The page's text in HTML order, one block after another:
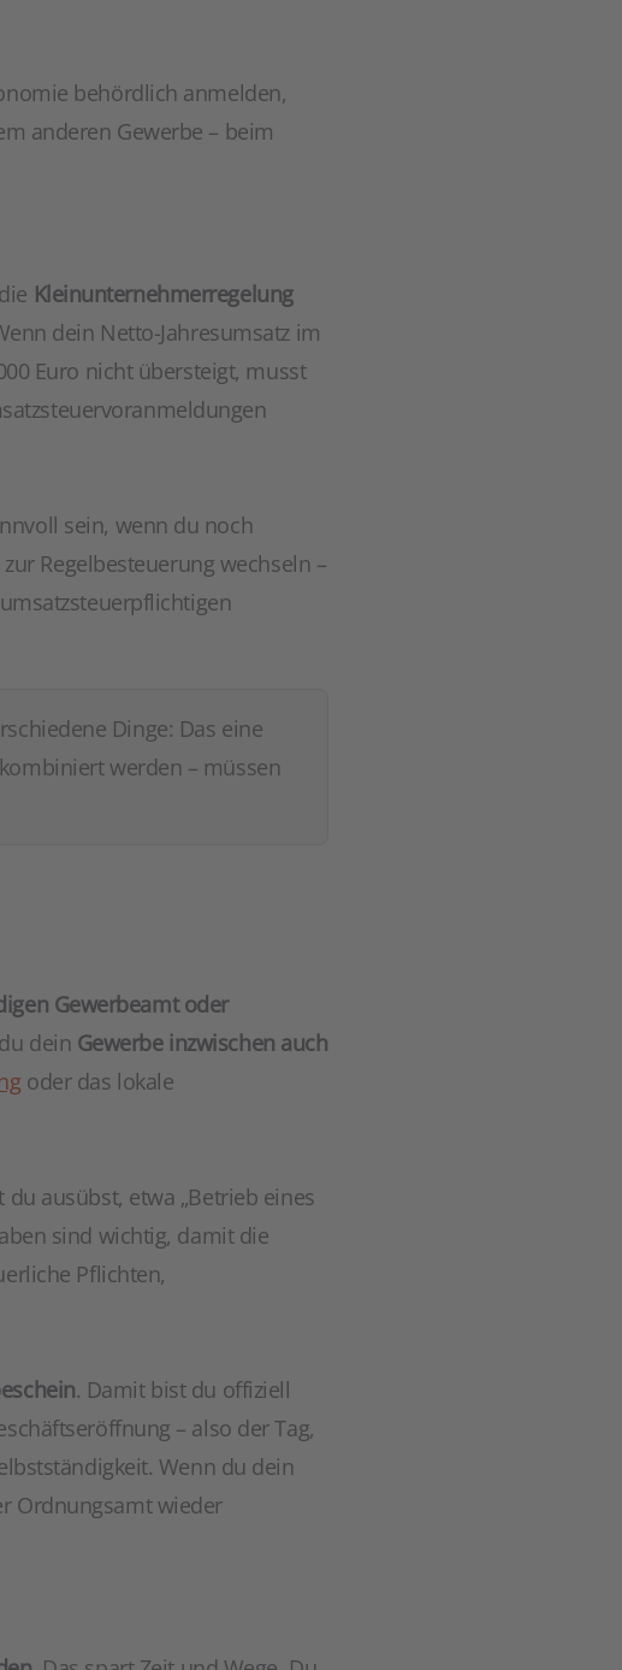
behördlich anmelden,
anderen Gewerbe – beim
Kleinunternehmerregelung
dein Netto-Jahresumsatz im
Euro nicht übersteigt, musst
sein, wenn du noch
Regelbesteuerung wechseln –
Dinge: Das eine
werden – müssen
Gewerbeamt oder
dein Gewerbe inzwischen auch
oder das lokale
ausübst, etwa „Betrieb eines
sind wichtig, damit die
Pflichten,
. Damit bist du offiziell
– also der Tag,
Wenn du dein
Ordnungsamt wieder